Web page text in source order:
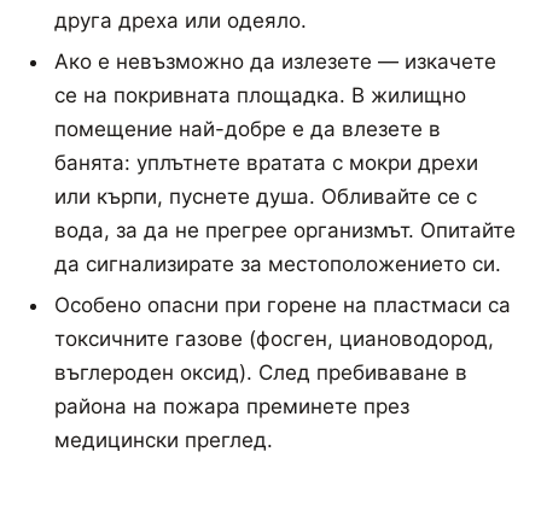
друга дреха или одеяло.
Ако е невъзможно да излезете — изкачете
се на покривната площадка. В жилищно
помещение най-добре е да влезете в
банята: уплътнете вратата с мокри дрехи
или кърпи, пуснете душа. Обливайте се с
вода, за да не прегрее организмът. Опитайте
да сигнализирате за местоположението си.
Особено опасни при горене на пластмаси са
токсичните газове (фосген, циановодород,
въглероден оксид). След пребиваване в
района на пожара преминете през
медицински преглед.